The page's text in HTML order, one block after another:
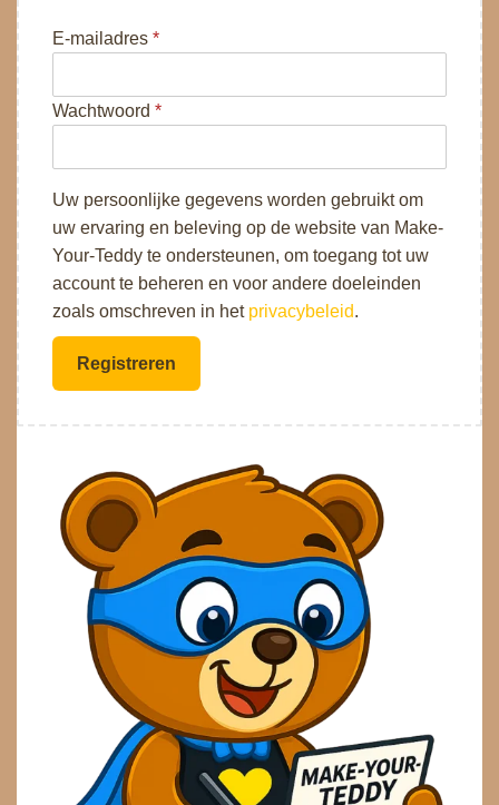
E-mailadres *V
r
e
t
Wachtwoord *V
r
e
i
s
t
Uw persoonlijke gegevens worden gebruikt om
uw ervaring en beleving op de website van Make-
Your-Teddy te ondersteunen, om toegang tot uw
account te beheren en voor andere doeleinden
zoals omschreven in het privacybeleid.
Registreren